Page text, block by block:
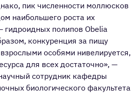
пик численности моллюсков
наибольшего роста их
гидроидных полипов Obelia
конкуренция за пищу
особями нивелируется,
для всех достаточно», —
сотрудник кафедры
биологического факультета